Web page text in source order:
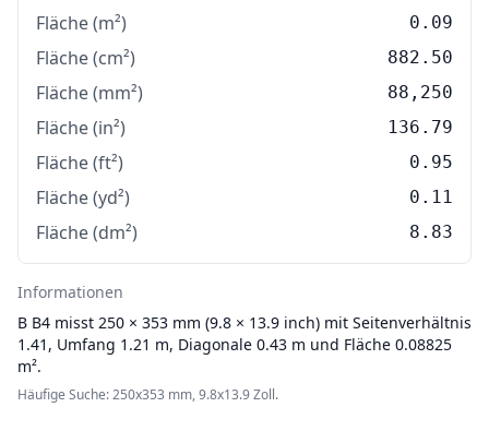
Fläche (m²) 0.09
Fläche (cm²) 882.50
Fläche (mm²) 88,250
Fläche (in²) 136.79
Fläche (ft²) 0.95
Fläche (yd²) 0.11
Fläche (dm²) 8.83
Informationen
B B4 misst 250 × 353 mm (9.8 × 13.9 inch) mit Seitenverhältnis
1.41, Umfang 1.21 m, Diagonale 0.43 m und Fläche 0.08825
m².
Häufige Suche: 250x353 mm, 9.8x13.9 Zoll.